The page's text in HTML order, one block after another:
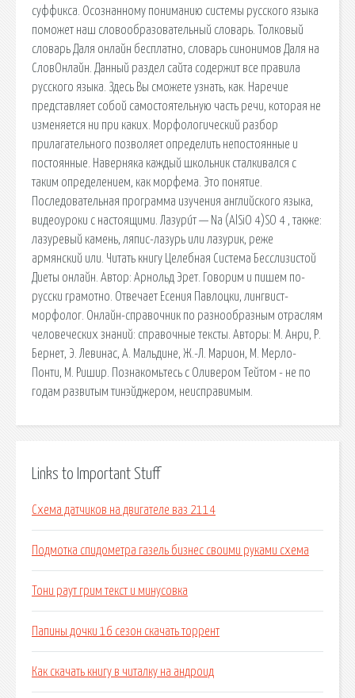
суффикса. Осознанному пониманию системы русского языка
поможет наш словообразовательный словарь. Толковый
словарь Даля онлайн бесплатно, словарь синонимов Даля на
СловОнлайн. Данный раздел сайта содержит все правила
русского языка. Здесь Вы сможете узнать, как. Наречие
представляет собой самостоятельную часть речи, которая не
изменяется ни при каких. Морфологический разбор
прилагательного позволяет определить непостоянные и
постоянные. Наверняка каждый школьник сталкивался с
таким определением, как морфема. Это понятие.
Последовательная программа изучения английского языка,
видеоуроки с настоящими. Лазури́т — Na (AlSiO 4)SO 4 , также:
лазуревый камень, ляпис-лазурь или лазурик, реже
армянский или. Читать книгу Целебная Система Бесслизистой
Диеты онлайн. Автор: Арнольд Эрет. Говорим и пишем по-
русски грамотно. Отвечает Есения Павлоцки, лингвист-
морфолог. Онлайн-справочник по разнообразным отраслям
человеческих знаний: справочные тексты. Авторы: М. Анри, Р.
Бернет, Э. Левинас, А. Мальдине, Ж.-Л. Марион, М. Мерло-
Понти, М. Ришир. Познакомьтесь с Оливером Тейтом - не по
годам развитым тинэйджером, неисправимым.
Links to Important Stuff
Схема датчиков на двигателе ваз 2114
Подмотка спидометра газель бизнес своими руками схема
Тони раут грим текст и минусовка
Папины дочки 16 сезон скачать торрент
Как скачать книгу в читалку на андроид